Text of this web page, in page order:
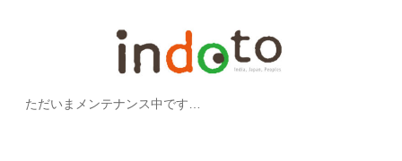
ただいまメンテナンス中です…